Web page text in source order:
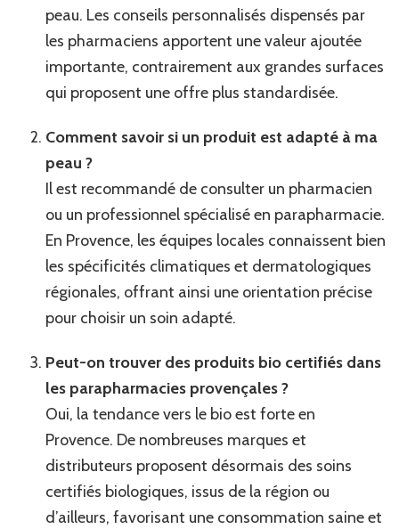
peau. Les conseils personnalisés dispensés par
les pharmaciens apportent une valeur ajoutée
importante, contrairement aux grandes surfaces
qui proposent une offre plus standardisée.
Comment savoir si un produit est adapté à ma
peau ?
Il est recommandé de consulter un pharmacien
ou un professionnel spécialisé en parapharmacie.
En Provence, les équipes locales connaissent bien
les spécificités climatiques et dermatologiques
régionales, offrant ainsi une orientation précise
pour choisir un soin adapté.
Peut-on trouver des produits bio certifiés dans
les parapharmacies provençales ?
Oui, la tendance vers le bio est forte en
Provence. De nombreuses marques et
distributeurs proposent désormais des soins
certifiés biologiques, issus de la région ou
d’ailleurs, favorisant une consommation saine et